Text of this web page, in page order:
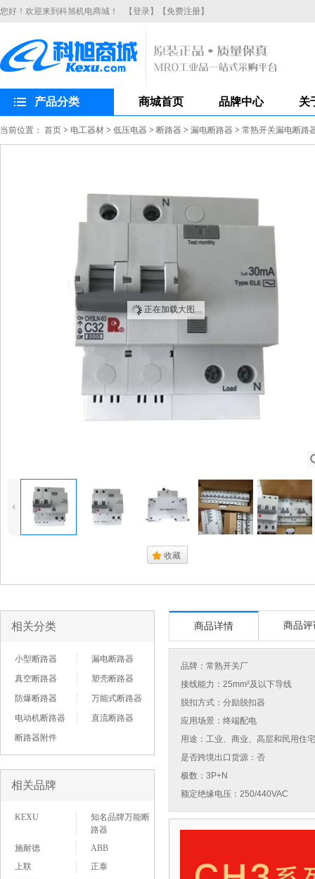
您好！欢迎来到科旭机电商城！ 【登录】 【免费注册】
产品分类 商城首页 品牌中心 关
当前位置： 首页 > 电工器材 > 低压电器 > 断路器 > 漏电断路器 > 常熟开关漏电断路
正在加载大图...
4
相关分类
小型断路器
漏电断路器
真空断路器
塑壳断路器
防爆断路器
万能式断路器
电动机断路器
直流断路器
断路器附件
相关品牌
KEXU
知名品牌万能断
路器
施耐德
ABB
上联
正泰
商品详情 商品评
品牌： 常熟开关厂
接线能力：25mm²及以下导线
脱扣方式：分励脱扣器
应用场景：终端配电
用途：工业、商业、高层和民用住
是否跨境出口货源：否
极数：3P+N
额定绝缘电压：250/440VAC